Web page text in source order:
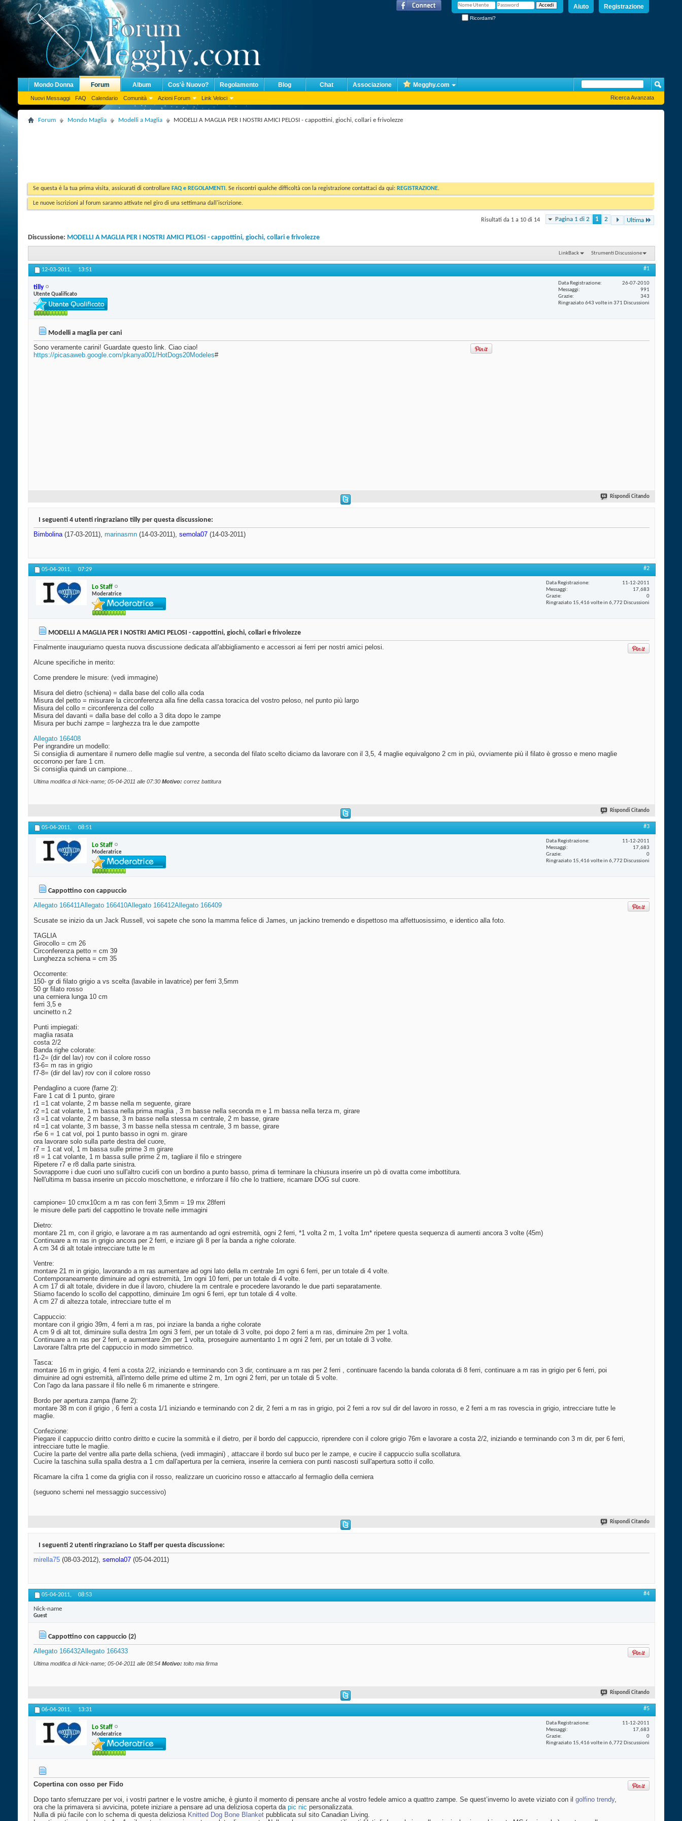
Registrazione
Aiuto
Ricordami?
Mondo Donna Forum
Nuovi Messaggi FAQ Calendario Comunità Azioni Forum Link Veloci
Album Cos'è Nuovo? Regolamento Blog Chat Associazione Megghy.com
Ricerca Avanzata
Forum Mondo Maglia Modelli a Maglia MODELLI A MAGLIA PER I NOSTRI AMICI PELOSI - cappottini, giochi, collari e frivolezze
Se questa è la tua prima visita, assicurati di controllare FAQ e REGOLAMENTI . Se riscontri qualche difficoltà con la registrazione contattaci da qui: REGISTRAZIONE.
Le nuove iscrizioni al forum saranno attivate nel giro di una settimana dall'iscrizione.
Pagina 1 di 2 1 2 Ultima
Risultati da 1 a 10 di 14
Discussione: MODELLI A MAGLIA PER I NOSTRI AMICI PELOSI - cappottini, giochi, collari e frivolezze
LinkBack Strumenti Discussione
12-03-2011, 13:51 #1
tilly
Utente Qualificato
Data Registrazione
26-07-2010
Messaggi
991
Grazie
343
Ringraziato 643 volte in 371 Discussioni
Modelli a maglia per cani
Sono veramente carini! Guardate questo link. Ciao ciao!
https://picasaweb.google.com/pkanya001/HotDogs20Modeles#
Rispondi Citando
I seguenti 4 utenti ringraziano tilly per questa discussione:
Bimbolina(17-03-2011), marinasmn (14-03-2011), semola07 (14-03-2011)
05-04-2011, 07:29 #2
Lo Staff
Moderatrice
Data Registrazione
11-12-2011
Messaggi
17,683
Grazie
0
Ringraziato 15,416 volte in 6,772 Discussioni
MODELLI A MAGLIA PER I NOSTRI AMICI PELOSI - cappottini, giochi, collari e frivolezze
Finalmente inauguriamo questa nuova discussione dedicata all'abbigliamento e accessori ai ferri per nostri amici pelosi.
Alcune specifiche in merito:
Come prendere le misure: (vedi immagine)
Misura del dietro (schiena) = dalla base del collo alla coda
Misura del petto = misurare la circonferenza alla fine della cassa toracica del vostro peloso, nel punto più largo
Misura del collo = circonferenza del collo
Misura del davanti = dalla base del collo a 3 dita dopo le zampe
Misura per buchi zampe = larghezza tra le due zampotte
Allegato 166408
Per ingrandire un modello:
Si consiglia di aumentare il numero delle maglie sul ventre, a seconda del filato scelto diciamo da lavorare con il 3,5, 4 maglie equivalgono 2 cm in più, ovviamente più il filato è grosso e meno maglie
occorrono per fare 1 cm.
Si consiglia quindi un campione...
Ultima modifica di Nick-name; 05-04-2011 alle 07:30 Motivo: correz battitura
Rispondi Citando
05-04-2011, 08:51 #3
Lo Staff
Moderatrice
Data Registrazione
11-12-2011
Messaggi
17,683
Grazie
0
Ringraziato 15,416 volte in 6,772 Discussioni
Cappottino con cappuccio
Allegato 166411Allegato 166410Allegato 166412Allegato 166409
Scusate se inizio da un Jack Russell, voi sapete che sono la mamma felice di James, un jackino tremendo e dispettoso ma affettuosissimo, e identico alla foto.
TAGLIA
Girocollo = cm 26
Circonferenza petto = cm 39
Lunghezza schiena = cm 35
Occorrente:
150- gr di filato grigio a vs scelta (lavabile in lavatrice) per ferri 3,5mm
50 gr filato rosso
una cerniera lunga 10 cm
ferri 3,5 e
uncinetto n.2
Punti impiegati:
maglia rasata
costa 2/2
Banda righe colorate:
f1-2= (dir del lav) rov con il colore rosso
f3-6= m ras in grigio
f7-8= (dir del lav) rov con il colore rosso
Pendaglino a cuore (farne 2):
Fare 1 cat di 1 punto, girare
r1 =1 cat volante, 2 m basse nella m seguente, girare
r2 =1 cat volante, 1 m bassa nella prima maglia , 3 m basse nella seconda m e 1 m bassa nella terza m, girare
r3 =1 cat volante, 2 m basse, 3 m basse nella stessa m centrale, 2 m basse, girare
r4 =1 cat volante, 3 m basse, 3 m basse nella stessa m centrale, 3 m basse, girare
r5e 6 = 1 cat vol, poi 1 punto basso in ogni m. girare
ora lavorare solo sulla parte destra del cuore,
r7 = 1 cat vol, 1 m bassa sulle prime 3 m girare
r8 = 1 cat volante, 1 m bassa sulle prime 2 m, tagliare il filo e stringere
Ripetere r7 e r8 dalla parte sinistra.
Sovrapporre i due cuori uno sull'altro cucirli con un bordino a punto basso, prima di terminare la chiusura inserire un pò di ovatta come imbottitura.
Nell'ultima m bassa inserire un piccolo moschettone, e rinforzare il filo che lo trattiere, ricamare DOG sul cuore.
campione= 10 cmx10cm a m ras con ferri 3,5mm = 19 mx 28ferri
le misure delle parti del cappottino le trovate nelle immagini
Dietro:
montare 21 m, con il grigio, e lavorare a m ras aumentando ad ogni estremità, ogni 2 ferri, *1 volta 2 m, 1 volta 1m* ripetere questa sequenza di aumenti ancora 3 volte (45m)
Continuare a m ras in grigio ancora per 2 ferri, e inziare gli 8 per la banda a righe colorate.
A cm 34 di alt totale intrecciare tutte le m
Ventre:
montare 21 m in grigio, lavorando a m ras aumentare ad ogni lato della m centrale 1m ogni 6 ferri, per un totale di 4 volte.
Contemporaneamente diminuire ad ogni estremità, 1m ogni 10 ferri, per un totale di 4 volte.
A cm 17 di alt totale, dividere in due il lavoro, chiudere la m centrale e procedere lavorando le due parti separatamente.
Stiamo facendo lo scollo del cappottino, diminuire 1m ogni 6 ferri, epr tun totale di 4 volte.
A cm 27 di altezza totale, intrecciare tutte el m
Cappuccio:
montare con il grigio 39m, 4 ferri a m ras, poi inziare la banda a righe colorate
A cm 9 di alt tot, diminuire sulla destra 1m ogni 3 ferri, per un totale di 3 volte, poi dopo 2 ferri a m ras, diminuire 2m per 1 volta.
Continuare a m ras per 2 ferri, e aumentare 2m per 1 volta, proseguire aumentanto 1 m ogni 2 ferri, per un totale di 3 volte.
Lavorare l'altra prte del cappuccio in modo simmetrico.
Tasca:
montare 16 m in grigio, 4 ferri a costa 2/2, iniziando e terminando con 3 dir, continuare a m ras per 2 ferri , continuare facendo la banda colorata di 8 ferri, continuare a m ras in grigio per 6 ferri, poi
dimuinire ad ogni estremità, all'interno delle prime ed ultime 2 m, 1m ogni 2 ferri, per un totale di 5 volte.
Con l'ago da lana passare il filo nelle 6 m rimanente e stringere.
Bordo per apertura zampa (farne 2):
montare 38 m con il grigio , 6 ferri a costa 1/1 iniziando e terminando con 2 dir, 2 ferri a m ras in grigio, poi 2 ferri a rov sul dir del lavoro in rosso, e 2 ferri a m ras rovescia in grigio, intrecciare tutte le
maglie.
Confezione:
Piegare il cappuccio diritto contro diritto e cucire la sommità e il dietro, per il bordo del cappuccio, riprendere con il colore grigio 76m e lavorare a costa 2/2, iniziando e terminando con 3 m dir, per 6 ferri,
intrecciare tutte le maglie.
Cucire la parte del ventre alla parte della schiena, (vedi immagini) , attaccare il bordo sul buco per le zampe, e cucire il cappuccio sulla scollatura.
Cucire la taschina sulla spalla destra a 1 cm dall'apertura per la cerniera, inserire la cerniera con punti nascosti sull'apertura sotto il collo.
Ricamare la cifra 1 come da griglia con il rosso, realizzare un cuoricino rosso e attaccarlo al fermaglio della cerniera
(seguono schemi nel messaggio successivo)
Rispondi Citando
I seguenti 2 utenti ringraziano Lo Staff per questa discussione:
mirella75 (08-03-2012), semola07 (05-04-2011)
05-04-2011, 08:53 #4
Nick-name
Guest
Cappottino con cappuccio (2)
Allegato 166432Allegato 166433
Ultima modifica di Nick-name; 05-04-2011 alle 08:54 Motivo: tolto mia firma
Rispondi Citando
06-04-2011, 13:31 #5
Lo Staff
Moderatrice
Data Registrazione
11-12-2011
Messaggi
17,683
Grazie
0
Ringraziato 15,416 volte in 6,772 Discussioni
Copertina con osso per Fido
Dopo tanto sferruzzare per voi, i vostri partner e le vostre amiche, è giunto il momento di pensare anche al vostro fedele amico a quattro zampe. Se quest’inverno lo avete viziato con il golfino trendy,
ora che la primavera si avvicina, potete iniziare a pensare ad una deliziosa coperta da pic nic personalizzata.
Nulla di più facile con lo schema di questa deliziosa Knitted Dog Bone Blanket pubblicata sul sito Canadian Living.